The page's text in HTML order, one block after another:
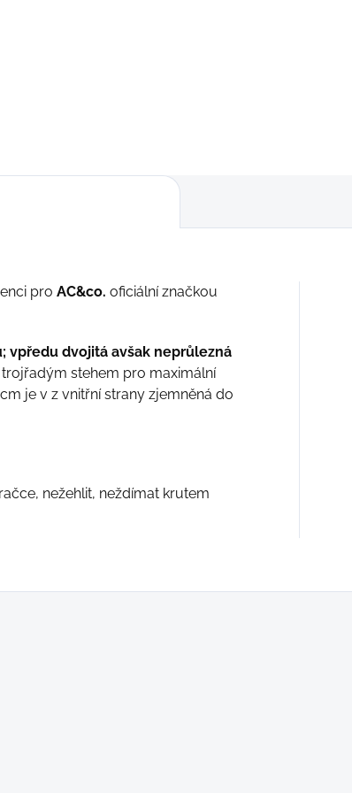
pro AC&co. oficiální značkou
vpředu dvojitá avšak neprůlezná
stehem pro maximální
je v z vnitřní strany zjemněná do
nežehlit, neždímat krutem